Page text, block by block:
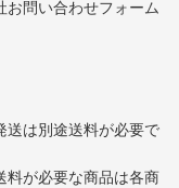
お問い合わせフォーム
送は別途送料が必要で
料が必要な商品は各商